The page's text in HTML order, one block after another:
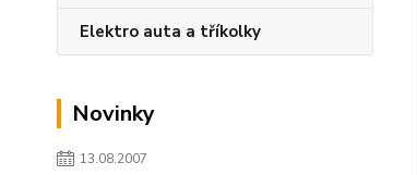
Elektro auta a tříkolky
Novinky
13.08.2007